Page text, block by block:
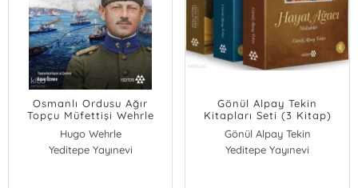
Osmanlı Ordusu Ağır
Topçu Müfettişi Wehrle
Paşa’nın Çanakkale
Cephesi Günlüğü
Hugo Wehrle
Yeditepe Yayınevi
Gönül Alpay Tekin
Kitapları Seti (3 Kitap)
Gönül Alpay Tekin
Yeditepe Yayınevi